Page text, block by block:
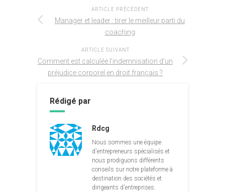
ARTICLE PRÉCÉDENT
Manager et leader : tirer le meilleur parti du
coaching
ARTICLE SUIVANT
Comment est calculée l’indemnisation d’un
préjudice corporel en droit français ?
Rédigé par
Rdcg
Nous sommes une équipe
d'entrepreneurs spécialisés et
nous prodiguons différents
conseils sur notre plateforme à
destination des sociétés et
dirigeants d'entreprises.